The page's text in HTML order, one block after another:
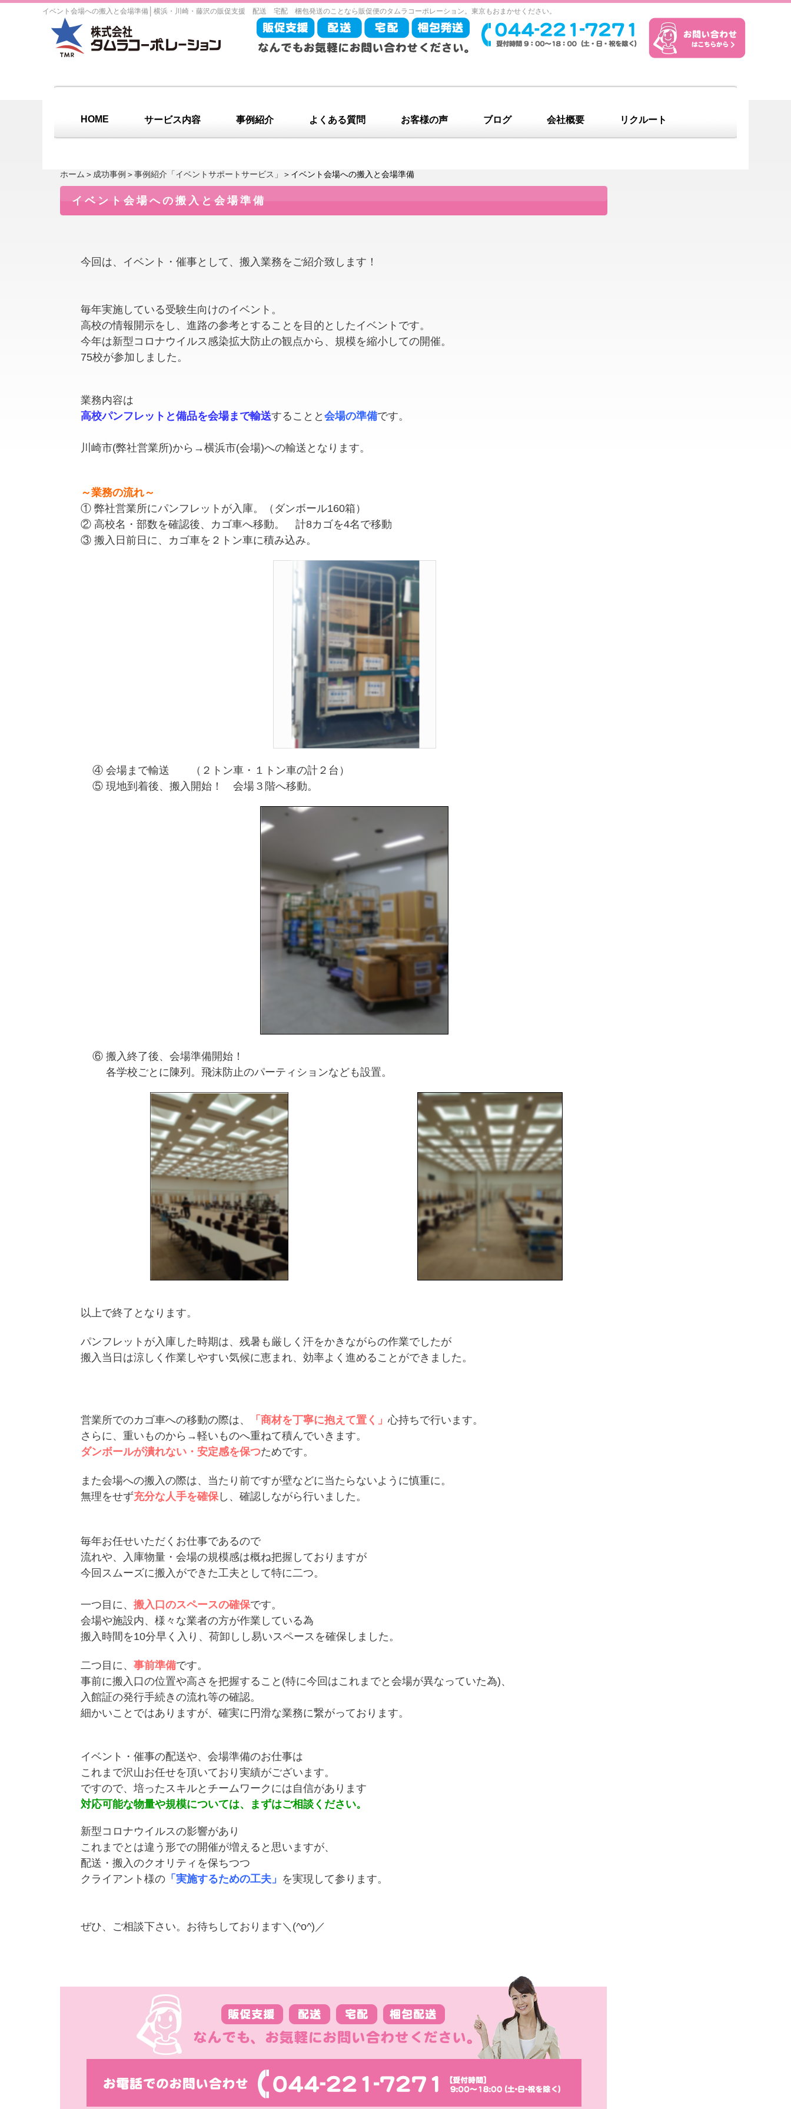
イベント会場への搬入と会場準備 横浜・川崎・藤沢の販促支援 配送 宅配 梱包発送のことなら販促便のタムラコーポレーション。東京もおまかせください。
HOME サービス内容 事例紹介 よくある質問 お客様の声 ブログ 会社概要 リクルート
ホーム ＞ 成功事例 ＞事例紹介「イベントサポートサービス」 ＞イベント会場への搬入と会場準備
イベント会場への搬入と会場準備
今回は、イベント・催事として、搬入業務をご紹介致します！
毎年実施している受験生向けのイベント。
高校の情報開示をし、進路の参考とすることを目的としたイベントです。
今年は新型コロナウイルス感染拡大防止の観点から、 規模を縮小しての開催。
75校が参加しました。
業務内容は
高校パンフレットと備品を会場まで輸送することと 会場の準備です。
川崎市(弊社営業所)から→横浜市(会場)への輸送となります。
～業務の流れ～
① 弊社営業所にパンフレットが入庫。（ダンボール160箱）
② 高校名・部数を確認後、カゴ車へ移動。 計8カゴを4名で移動
③ 搬入日前日に、カゴ車を２トン車に積み込み。
④ 会場まで輸送 （２トン車・１トン車の計２台）
⑤ 現地到着後、搬入開始！ 会場３階へ移動。
⑥ 搬入終了後、会場準備開始！
各学校ごとに陳列。飛沫防止のパーティションなども設置。
以上で終了となります。
パンフレットが入庫した時期は、残暑も厳しく汗をかきながらの作業でしたが
搬入当日は涼しく作業しやすい気候に恵まれ、 効率よく進めることができました。
営業所でのカゴ車への移動の際は、 「商材を丁寧に抱えて置く」心持ちで行います。
さらに、重いものから→軽いものへ重ねて積んでいきます。
ダンボールが潰れない・安定感を保つためです。
また会場への搬入の際は、当たり前ですが壁などに当たらないように慎重に。
無理をせず充分な人手を確保し、確認しながら行いました。
毎年お任せいただくお仕事であるので
流れや、入庫物量・会場の規模感は概ね把握しておりますが
今回スムーズに搬入ができた工夫として特に二つ。
一つ目に、 搬入口のスペースの確保です。
会場や施設内、様々な業者の方が作業している為
搬入時間を10分早く入り、荷卸しし易いスペースを確保しました。
二つ目に、 事前準備です。
事前に搬入口の位置や高さを把握すること(特に今回はこれまでと会場が異なっていた為)、
入館証の発行手続きの流れ等の確認。
細かいことではありますが、確実に円滑な業務に繋がっております。
イベント・催事の配送や、会場準備のお仕事は
これまで沢山お任せを頂いており実績がございます。
ですので、培ったスキルとチームワークには自信があります
対応可能な物量や規模については、まずはご相談ください。
新型コロナウイルスの影響があり
これまでとは違う形での開催が増えると思いますが、
配送・搬入のクオリティを保ちつつ
クライアント様の 「実施するための工夫」 を実現して参ります。
ぜひ、ご相談下さい。お待ちしております＼(^o^)／